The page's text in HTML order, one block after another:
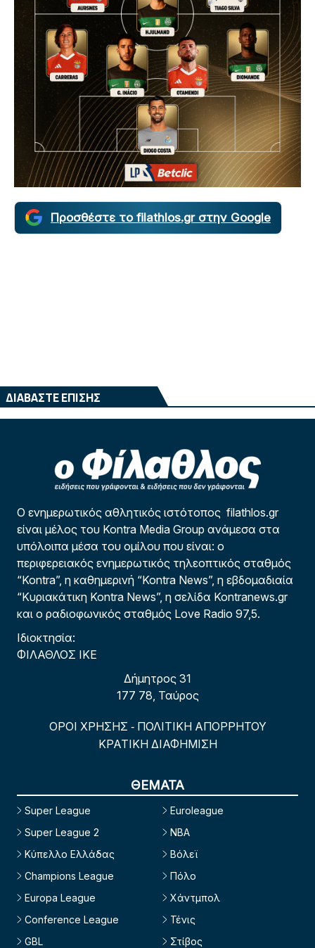
Προσθέστε το filathlos.gr στην Google
ΔΙΑΒΑΣΤΕ ΕΠΙΣΗΣ
Ο ενημερωτικός αθλητικός ιστότοπος filathlos.gr
είναι μέλος του Kontra Media Group ανάμεσα στα
υπόλοιπα μέσα του ομίλου που είναι: ο
περιφερειακός ενημερωτικός τηλεοπτικός σταθμός
“Kontra”, η καθημερινή “Kontra News”, η εβδομαδιαία
“Κυριακάτικη Kontra News”, η σελίδα Kontranews.gr
και ο ραδιοφωνικός σταθμός Love Radio 97,5.
Ιδιοκτησία:
ΦΙΛΑΘΛΟΣ ΙΚΕ
Δήμητρος 31
177 78, Ταύρος
ΟΡΟΙ ΧΡΗΣΗΣ - ΠΟΛΙΤΙΚΗ ΑΠΟΡΡΗΤΟΥ
ΚΡΑΤΙΚΗ ΔΙΑΦΗΜΙΣΗ
ΘΕΜΑΤΑ
Super League
Super League 2
Κύπελλο Ελλάδας
Champions League
Europa League
Conference League
GBL
Euroleague
NBA
Βόλεϊ
Πόλο
Χάντμπολ
Τένις
Στίβος